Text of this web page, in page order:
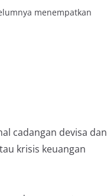
menempatkan
cadangan devisa dan
krisis keuangan